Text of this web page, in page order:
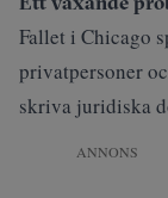
Fallet i Chicago
privatpersoner
skriva juridiska
ANNONS